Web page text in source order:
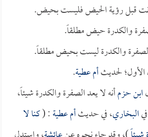
قبل رؤية الحيض فليست بحيض.
والكدرة حيض مطلقاً.
والكدرة ليست بحيض مطلقاً.
لحديثأم عطية.
ابن حزمأنه لا يعد الصفرة والكدرة شيئاً،
البخاري، في حديثأم عطية: (كنا لا